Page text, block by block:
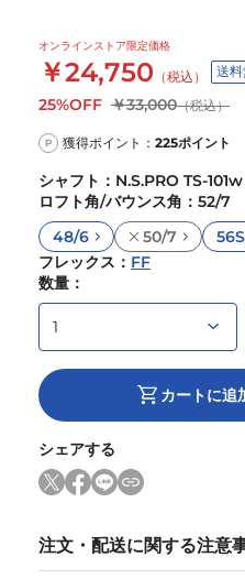
オンラインストア限定価格
￥24,750 （税込） 送
25%OFF ￥33,000（税込）
P 獲得ポイント： 225ポイント
シャフト ： N.S.PRO TS-
ロフト角/バウンス角 ： 52/7
48/6
50/7
フレックス ： FF
数量：
カートに追
シェアする
注文・配送に関する注意